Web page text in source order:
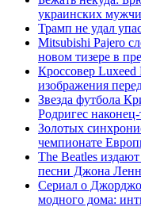
украинских
Трамп не удал
Mitsubishi Pajero
новом тизере в
Кроссовер
изображения
Звезда футбола
Родригес наконец-
Золотых
чемпионате
The Beatles
песни Джона
Сериал о
модного дома: